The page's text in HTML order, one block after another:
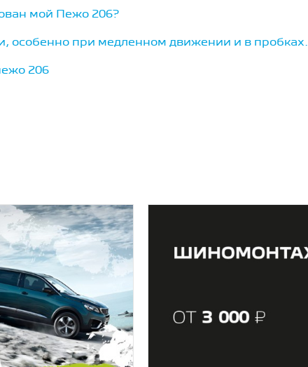
мой Пежо 206?
особенно при медленном движении и в пробках.
206